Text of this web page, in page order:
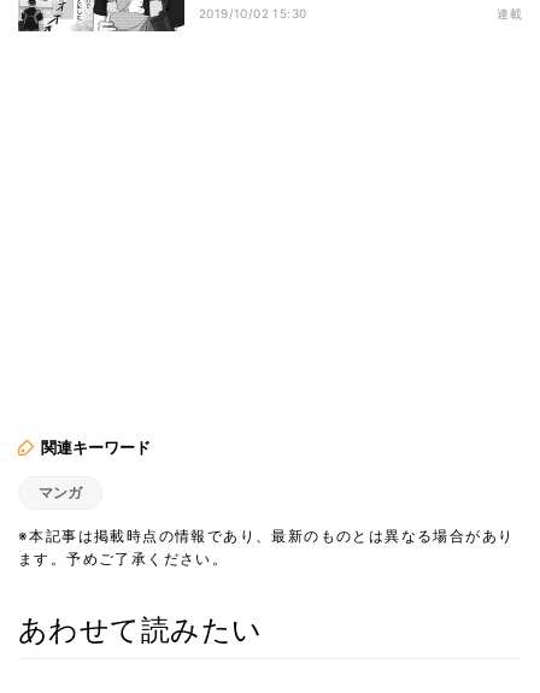
2019/10/02 15:30 連載
関連キーワード
マンガ
※本記事は掲載時点の情報であり、最新のものとは異なる場合があり
ます。予めご了承ください。
あわせて読みたい